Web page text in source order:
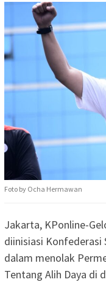
Foto by Ocha Hermawan
Jakarta, KPonline-
diinisiasi Konfederasi
dalam menolak
Tentang Alih Daya di